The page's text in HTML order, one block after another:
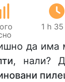
1 h
да има
, нали?